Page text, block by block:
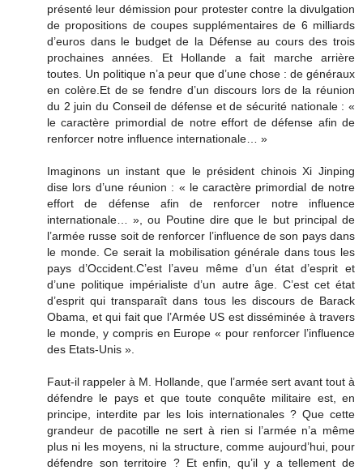
présenté leur démission pour protester contre la divulgation
de propositions de coupes supplémentaires de 6 milliards
d’euros dans le budget de la Défense au cours des trois
prochaines années. Et Hollande a fait marche arrière
toutes. Un politique n’a peur que d’une chose : de généraux
en colère.Et de se fendre d’un discours lors de la réunion
du 2 juin du Conseil de défense et de sécurité nationale : «
le caractère primordial de notre effort de défense afin de
renforcer notre influence internationale… »
Imaginons un instant que le président chinois Xi Jinping
dise lors d’une réunion : « le caractère primordial de notre
effort de défense afin de renforcer notre influence
internationale… », ou Poutine dire que le but principal de
l’armée russe soit de renforcer l’influence de son pays dans
le monde. Ce serait la mobilisation générale dans tous les
pays d’Occident.C’est l’aveu même d’un état d’esprit et
d’une politique impérialiste d’un autre âge. C’est cet état
d’esprit qui transparaît dans tous les discours de Barack
Obama, et qui fait que l’Armée US est disséminée à travers
le monde, y compris en Europe « pour renforcer l’influence
des Etats-Unis ».
Faut-il rappeler à M. Hollande, que l’armée sert avant tout à
défendre le pays et que toute conquête militaire est, en
principe, interdite par les lois internationales ? Que cette
grandeur de pacotille ne sert à rien si l’armée n’a même
plus ni les moyens, ni la structure, comme aujourd’hui, pour
défendre son territoire ? Et enfin, qu’il y a tellement de